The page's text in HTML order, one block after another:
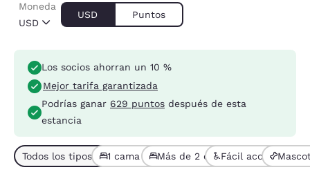
USD
Moneda
USD Puntos
Los socios ahorran un 10 %
Mejor tarifa garantizada
Podrías ganar 629 puntos después de esta
estancia
Todos los tipos de habitaciones (3)
1 cama (2)Más de 2 camas (1)Fácil acceso (1)